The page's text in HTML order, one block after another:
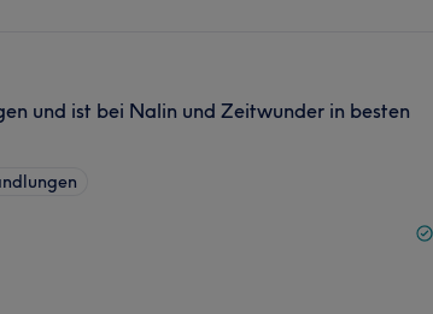
und ist bei Nalin und Zeitwunder in besten